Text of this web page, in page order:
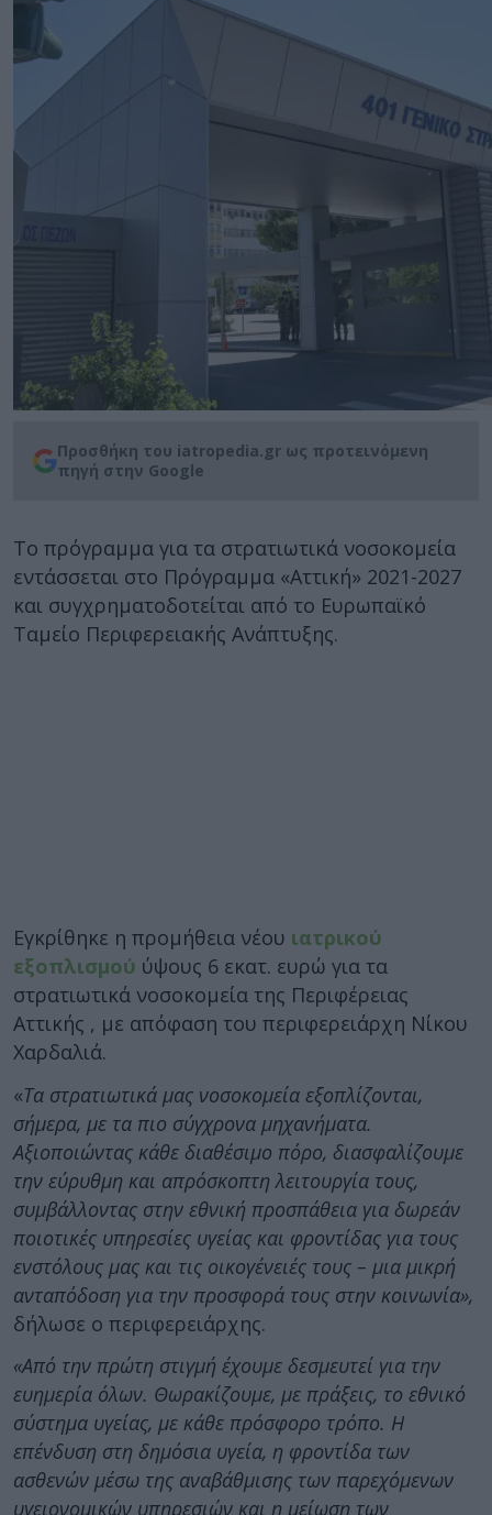
Προσθήκη του iatropedia.gr ως προτεινόμενη
πηγή στην Google
Το πρόγραμμα για τα στρατιωτικά νοσοκομεία
εντάσσεται στο Πρόγραμμα «Αττική» 2021-2027
και συγχρηματοδοτείται από το Ευρωπαϊκό
Ταμείο Περιφερειακής Ανάπτυξης.
Εγκρίθηκε η προμήθεια νέου ιατρικού
εξοπλισμού ύψους 6 εκατ. ευρώ για τα
στρατιωτικά νοσοκομεία της Περιφέρειας
Αττικής , με απόφαση του περιφερειάρχη Νίκου
Χαρδαλιά.
«Τα στρατιωτικά μας νοσοκομεία εξοπλίζονται,
σήμερα, με τα πιο σύγχρονα μηχανήματα.
Αξιοποιώντας κάθε διαθέσιμο πόρο, διασφαλίζουμε
την εύρυθμη και απρόσκοπτη λειτουργία τους,
συμβάλλοντας στην εθνική προσπάθεια για δωρεάν
ποιοτικές υπηρεσίες υγείας και φροντίδας για τους
ενστόλους μας και τις οικογένειές τους – μια μικρή
ανταπόδοση για την προσφορά τους στην κοινωνία»,
δήλωσε ο περιφερειάρχης.
«Από την πρώτη στιγμή έχουμε δεσμευτεί για την
ευημερία όλων. Θωρακίζουμε, με πράξεις, το εθνικό
σύστημα υγείας, με κάθε πρόσφορο τρόπο. Η
επένδυση στη δημόσια υγεία, η φροντίδα των
ασθενών μέσω της αναβάθμισης των παρεχόμενων
υγειονομικών υπηρεσιών και η μείωση των